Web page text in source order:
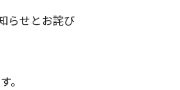
らせとお詫び
。